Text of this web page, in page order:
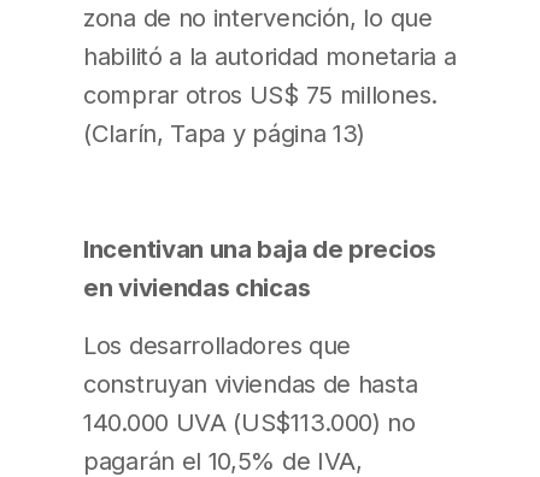
zona de no intervención, lo que
habilitó a la autoridad monetaria a
comprar otros US$ 75 millones.
(Clarín, Tapa y página 13)
Incentivan una baja de precios
en viviendas chicas
Los desarrolladores que
construyan viviendas de hasta
140.000 UVA (US$113.000) no
pagarán el 10,5% de IVA,